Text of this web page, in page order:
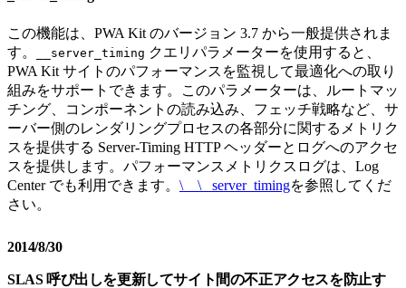
この機能は、PWA Kit のバージョン 3.7 から一般提供されま
す。
__server_timing クエリパラメーターを使用すると、
PWA Kit サイトのパフォーマンスを監視して最適化への取り
組みをサポートできます。このパラメーターは、ルートマッ
チング、コンポーネントの読み込み、フェッチ戦略など、サ
ーバー側のレンダリングプロセスの各部分に関するメトリク
スを提供する Server-Timing HTTP ヘッダーとログへのアクセ
スを提供します。パフォーマンスメトリクスログは、Log
Center でも利用できます。 \ _ \ _server_timingを参照してくだ
さい。
2014/8/30
SLAS 呼び出しを更新してサイト間の不正アクセスを防止す